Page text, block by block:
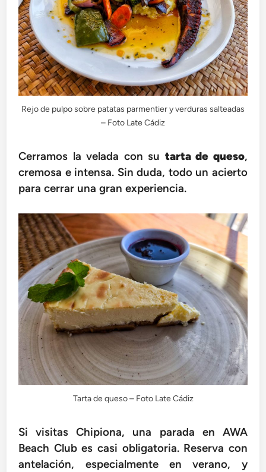
Rejo de pulpo sobre patatas parmentier y verduras salteadas
– Foto Late Cádiz
Cerramos la velada con su tarta de queso,
cremosa e intensa. Sin duda, todo un acierto
para cerrar una gran experiencia.
Tarta de queso – Foto Late Cádiz
Si visitas Chipiona, una parada en AWA
Beach Club es casi obligatoria. Reserva con
antelación, especialmente en verano, y